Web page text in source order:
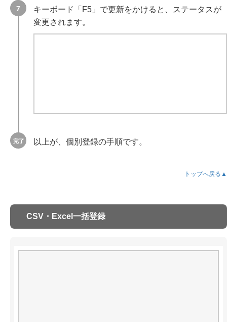
キーボード「F5」で更新をかけると、ステータスが
変更されます。
以上が、個別登録の手順です。
トップへ戻る▲
CSV・Excel一括登録